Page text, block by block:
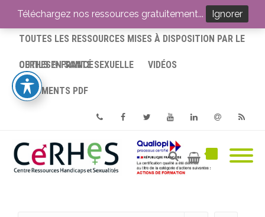
ACCUEIL
TOUTES LES RESSOURCES MISES À DISPOSITION PAR LE
CERHES® FRANCE
OUTILS EN SANTÉ SEXUELLE VIDÉOS
DOCUMENTS PDF
PhoneFacebookTwitterYoutube
Téléchargez nos ressources gratuitement... Ignorer